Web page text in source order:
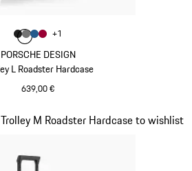
PORSCHE DESIGN
L Roadster Hardcase
639,00 €
Colore
ColoreNero Opaco
Colore Grigio Nardo
Colore
Colore
+1
M Roadster Hardcase to wishlist